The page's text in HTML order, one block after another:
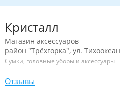
Кристалл
Магазин аксессуаров
район "Трёхгорка", ул.
Сумки, головные уборы и аксессуары
Отзывы